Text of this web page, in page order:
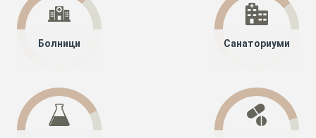
Болници Санаториуми